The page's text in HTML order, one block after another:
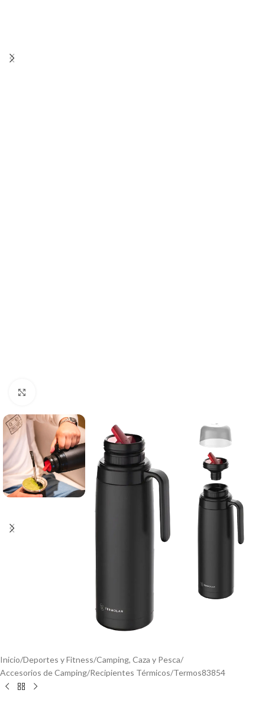
Inicio/Deportes y Fitness/Camping, Caza y Pesca/
Accesorios de Camping/Recipientes Térmicos/Termos83854